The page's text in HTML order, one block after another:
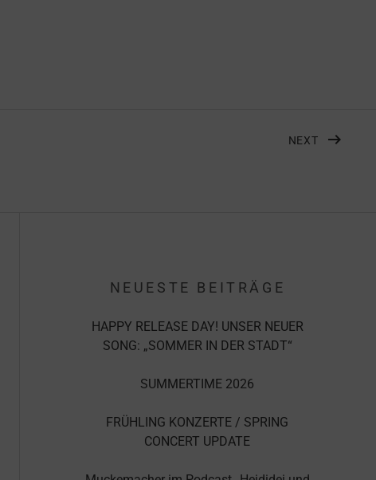
NEXT
NEUESTE BEITRÄGE
HAPPY RELEASE DAY! UNSER NEUER
SONG: „SOMMER IN DER STADT“
SUMMERTIME 2026
FRÜHLING KONZERTE / SPRING
CONCERT UPDATE